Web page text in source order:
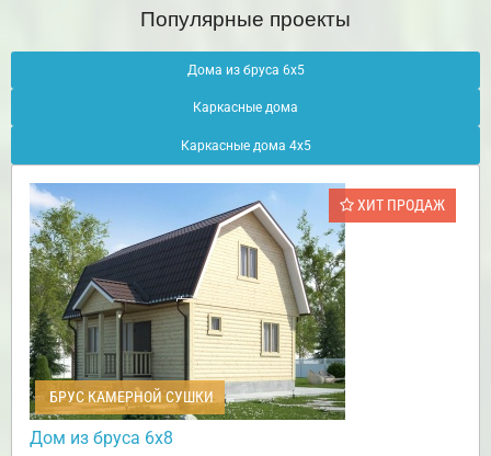
Популярные проекты
Дома из бруса 6х5
Каркасные дома
Каркасные дома 4х5
ХИТ ПРОДАЖ
БРУС КАМЕРНОЙ СУШКИ
Дом из бруса 6х8